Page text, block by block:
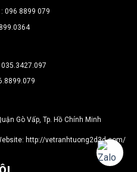
096 8899 079
035.3427.097
Gò Vấp, Tp. Hồ Chính Minh
http://vetranhtuong2d3d.com/